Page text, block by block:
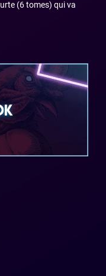
(6 tomes) qui va